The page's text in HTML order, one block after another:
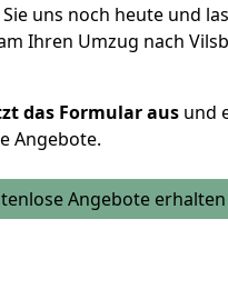
uns noch heute und
Ihren Umzug nach
das Formular aus und
Angebote.
Angebote erhalten